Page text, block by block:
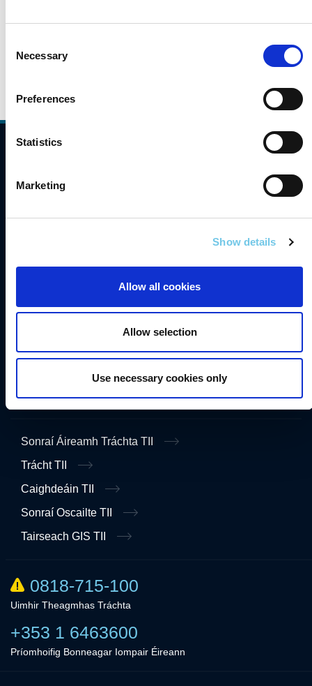
Selection
Necessary
Preferences
Statistics
Marketing
Show details
Allow all cookies
Allow selection
Use necessary cookies only
2022
Teagmháil
Fógra Maidir le Cosaint Sonraí
Sonraí Áireamh Tráchta TII
Trácht TII
Caighdeáin TII
Sonraí Oscailte TII
Tairseach GIS TII
0818-715-100
Uimhir Theagmhas Tráchta
+353 1 6463600
Príomhoifig Bonneagar Iompair Éireann